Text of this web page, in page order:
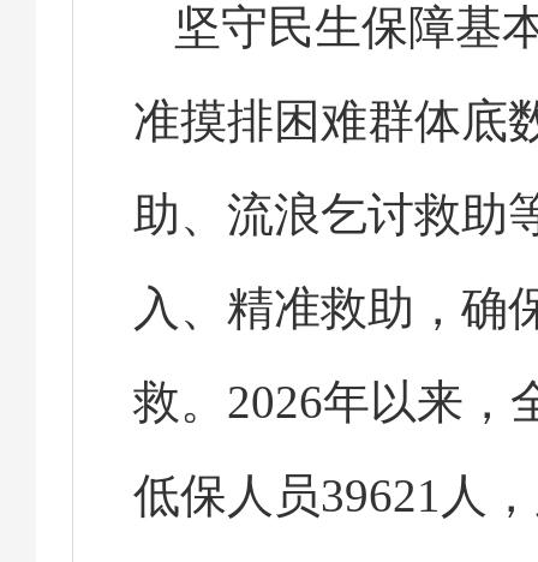
坚守民生保障基
准摸排困难群体底
助、流浪乞讨救助
入、精准救助，确
救。2026年以来，
低保人员39621人